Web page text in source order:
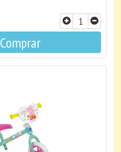
Comprar